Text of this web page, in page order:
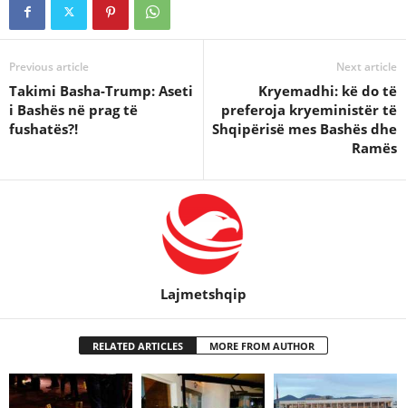
Previous article
Takimi Basha-Trump: Aseti
i Bashës në prag të
fushatës?!
Next article
Kryemadhi: kë do të
preferoja kryeministër të
Shqipërisë mes Bashës dhe
Ramës
Lajmetshqip
RELATED ARTICLES MORE FROM AUTHOR